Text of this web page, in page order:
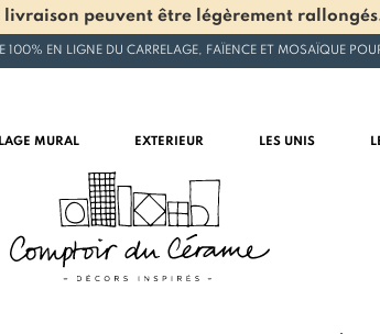
livraison peuvent être légèrement
EN LIGNE DU CARRELAGE, FAÏENCE ET MOSAÏQUE
MURAL EXTERIEUR LES UNIS